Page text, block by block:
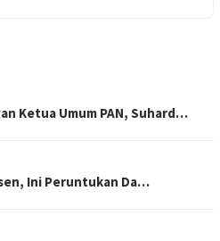
Ketua Umum PAN, Suhard…
Ini Peruntukan Da…